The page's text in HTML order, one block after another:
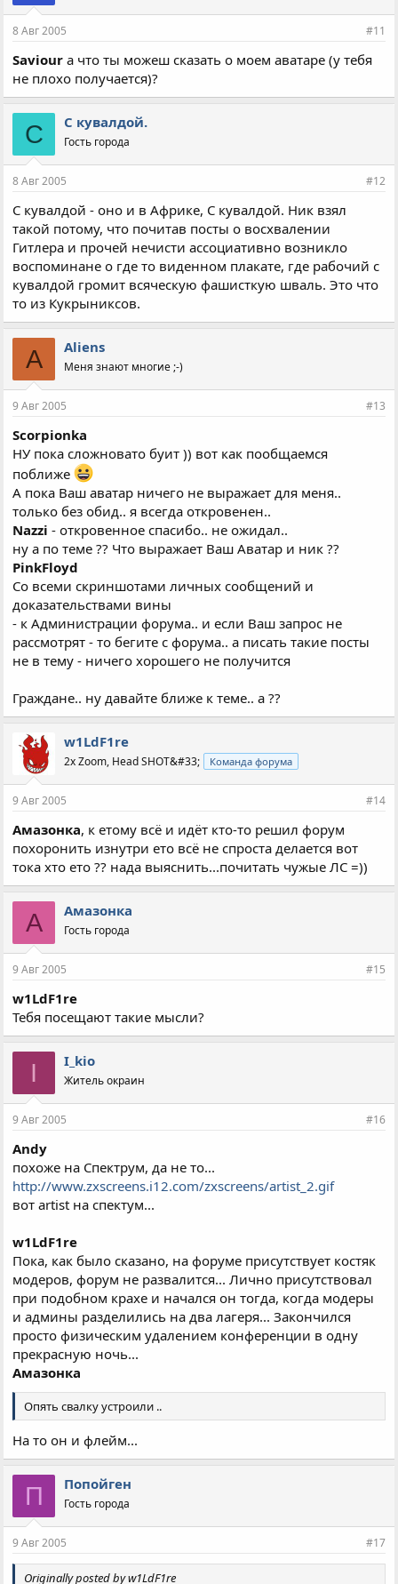
8 Авг 2005 #11
Saviour а что ты можеш сказать о моем аватаре (у тебя
не плохо получается)?
С С кувалдой.
Гость города
8 Авг 2005 #12
С кувалдой - оно и в Африке, С кувалдой. Ник взял
такой потому, что почитав посты о восхвалении
Гитлера и прочей нечисти ассоциативно возникло
воспоминане о где то виденном плакате, где рабочий с
кувалдой громит всяческую фашисткую шваль. Это что
то из Кукрыниксов.
A Aliens
Меня знают многие ;-)
9 Авг 2005 #13
Scorpionka
НУ пока сложновато буит )) вот как пообщаемся
поближе
А пока Ваш аватар ничего не выражает для меня..
только без обид.. я всегда откровенен..
Nazzi - откровенное спасибо.. не ожидал..
ну а по теме ?? Что выражает Ваш Аватар и ник ??
PinkFloyd
Со всеми скриншотами личных сообщений и
доказательствами вины
- к Администрации форума.. и если Ваш запрос не
рассмотрят - то бегите с форума.. а писать такие посты
не в тему - ничего хорошего не получится
Граждане.. ну давайте ближе к теме.. а ??
w1LdF1re
2x Zoom, Head SHOT&#33; Команда форума
9 Авг 2005 #14
Амазонка, к етому всё и идёт кто-то решил форум
похоронить изнутри ето всё не спроста делается вот
тока хто ето ?? нада выяснить...почитать чужые ЛС =))
А Амазонка
Гость города
9 Авг 2005 #15
w1LdF1re
Тебя посещают такие мысли?
I I_kio
Житель окраин
9 Авг 2005 #16
Andy
похоже на Спектрум, да не то...
http://www.zxscreens.i12.com/zxscreens/artist_2.gif
вот artist на спектум...
w1LdF1re
Пока, как было сказано, на форуме присутствует костяк
модеров, форум не развалится... Лично присутствовал
при подобном крахе и начался он тогда, когда модеры
и админы разделились на два лагеря... Закончился
просто физическим удалением конференции в одну
прекрасную ночь...
Амазонка
Опять свалку устроили ..
На то он и флейм...
П Попойген
Гость города
9 Авг 2005 #17
Originally posted by w1LdF1re